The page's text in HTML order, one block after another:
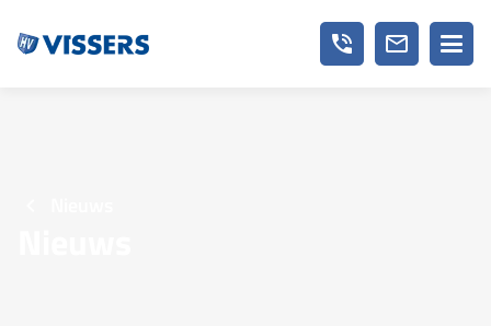
phone_in_talk mail_outline